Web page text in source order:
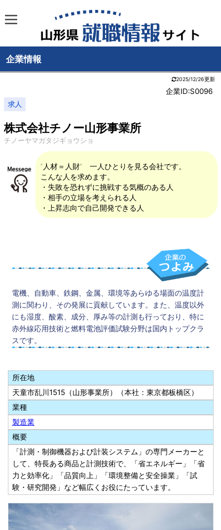
企業情報
2025/12/26更新
企業ID:S0096
求人
株式会社チノー山形事業所
チノーヤマガタジギョウショ
“人材＝人財” 一人ひとりを見る会社です。
こんな人を求めます。
・失敗を恐れずに挑戦する気概のある人
・相手の立場を考えられる人
・上昇志向で自己開発できる人
電機、自動車、鉄鋼、金属、環境等あらゆる場面の温度計
測に関わり、その発展に貢献しています。また、温度以外
にも湿度、酸素、成分、厚み等の計測も行っており、特に
赤外線応用技術と燃料電池評価試験分野は国内トップクラ
スです。
所在地
天童市乱川1515（山形事業所）（本社：東京都板橋区）
業種
製造業
概要
「計測・制御機器および計装システム」の専門メーカーと
して、特長ある商品と計測技術で、「省エネルギー」「省
力と効率化」「品質向上」「環境整備と安全操業」「試
験・研究開発」など幅広くお役にたっています。